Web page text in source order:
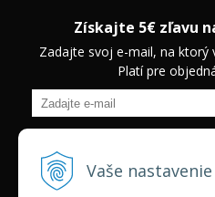
Vaše
Získajte 5€ zľavu
Zadajte svoj e-mail, na ktorý
Platí pre
zľavách na vybrané produkty.
zákazníkov.